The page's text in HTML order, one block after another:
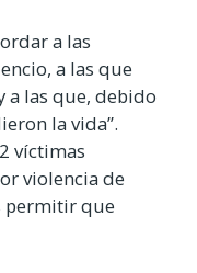
a las
a las que
a las que, debido
la vida”.
víctimas
violencia de
permitir que